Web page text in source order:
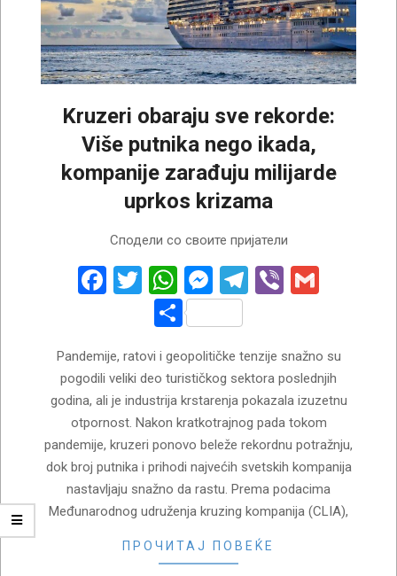
Kruzeri obaraju sve rekorde:
Više putnika nego ikada,
kompanije zarađuju milijarde
uprkos krizama
Сподели со своите пријатели
Facebook
Twitter
WhatsApp
Messenger
Telegram
Viber
Share
Pandemije, ratovi i geopolitičke tenzije snažno su
pogodili veliki deo turističkog sektora poslednjih
godina, ali je industrija krstarenja pokazala izuzetnu
otpornost. Nakon kratkotrajnog pada tokom
pandemije, kruzeri ponovo beleže rekordnu potražnju,
dok broj putnika i prihodi najvećih svetskih kompanija
nastavljaju snažno da rastu. Prema podacima
Međunarodnog udruženja kruzing kompanija (CLIA),
ПРОЧИТАЈ ПОВЕЌЕ